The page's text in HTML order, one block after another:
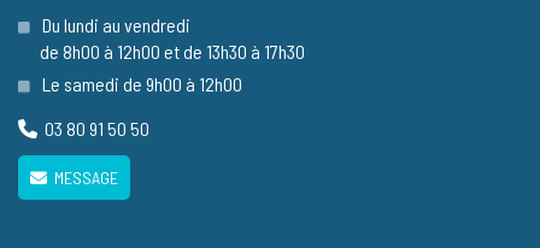
Du lundi au vendredi
de 8h00 à 12h00 et de 13h30 à 17h30
Le samedi de 9h00 à 12h00
03 80 91 50 50
MESSAGE